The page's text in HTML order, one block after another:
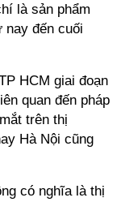
là sản phẩm
đến cuối
HCM giai đoạn
quan đến pháp
trên thị
Hà Nội cũng
có nghĩa là thị